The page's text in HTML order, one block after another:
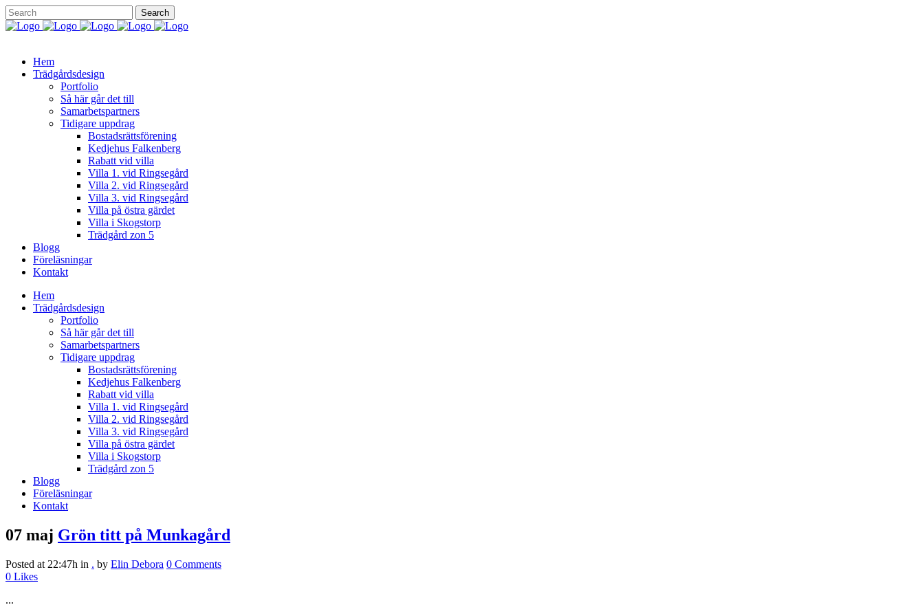
Hem
Trädgårdsdesign
Portfolio
Så här går det till
Samarbetspartners
Tidigare uppdrag
Bostadsrättsförening
Kedjehus Falkenberg
Rabatt vid villa
Villa 1. vid Ringsegård
Villa 2. vid Ringsegård
Villa 3. vid Ringsegård
Villa på östra gärdet
Villa i Skogstorp
Trädgård zon 5
Blogg
Föreläsningar
Kontakt
Hem
Trädgårdsdesign
Portfolio
Så här går det till
Samarbetspartners
Tidigare uppdrag
Bostadsrättsförening
Kedjehus Falkenberg
Rabatt vid villa
Villa 1. vid Ringsegård
Villa 2. vid Ringsegård
Villa 3. vid Ringsegård
Villa på östra gärdet
Villa i Skogstorp
Trädgård zon 5
Blogg
Föreläsningar
Kontakt
07 maj Grön titt på Munkagård
Posted at 22:47h in . by Elin Debora 0 Comments
0 Likes
...